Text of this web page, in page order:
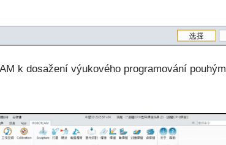
k dosažení výukového programování pouhým